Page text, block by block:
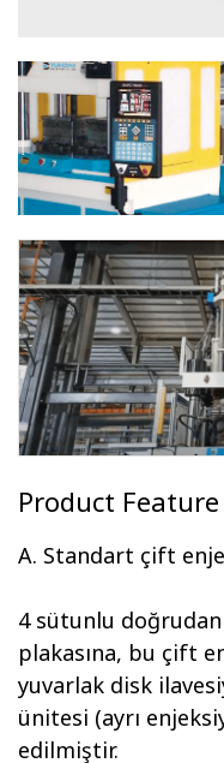
Product Feature
A. Standart çift
4 sütunlu doğrudan
plakasına, bu çift
yuvarlak disk
ünitesi (ayrı
edilmiştir.